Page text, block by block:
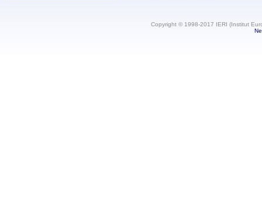
Copyright © 1998-2017 IERI (Institut